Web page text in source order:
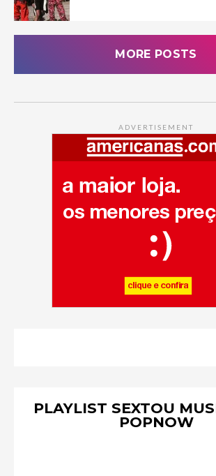
MORE POSTS
ADVERTISEMENT
PLAYLIST SEXTOU
POPNOW